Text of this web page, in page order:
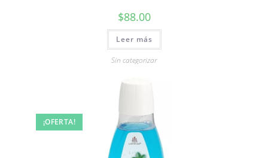
$88.00
Leer más
Sin categorizar
¡OFERTA!